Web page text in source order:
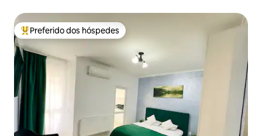
Entre os melhores preferidos dos hóspedes
Preferido dos hóspedes